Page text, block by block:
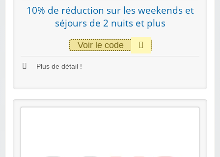
10% de réduction sur les weekends et
séjours de 2 nuits et plus
Voir le code
Plus de détail !